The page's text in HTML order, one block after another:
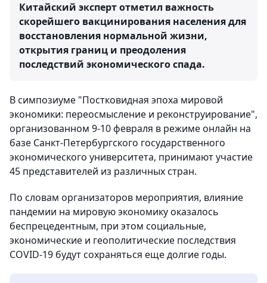
Китайский эксперт отметил важность
скорейшего вакцинирования населения для
восстановления нормальной жизни,
открытия границ и преодоления
последствий экономического спада.
В симпозиуме "Постковидная эпоха мировой
экономики: переосмысление и реконструирование",
организованном 9-10 февраля в режиме онлайн на
базе Санкт-Петербургского государственного
экономического университета, принимают участие
45 представителей из различных стран.
По словам организаторов мероприятия, влияние
пандемии на мировую экономику оказалось
беспрецедентным, при этом социальные,
экономические и геополитические последствия
COVID-19 будут сохраняться еще долгие годы.